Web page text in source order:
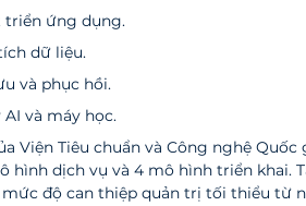
triển ứng dụng.
dữ liệu.
và phục hồi.
và máy học.
Viện Tiêu chuẩn và Công nghệ
hình dịch vụ và 4 mô hình triển khai.
độ can thiệp quản trị tối thiểu từ